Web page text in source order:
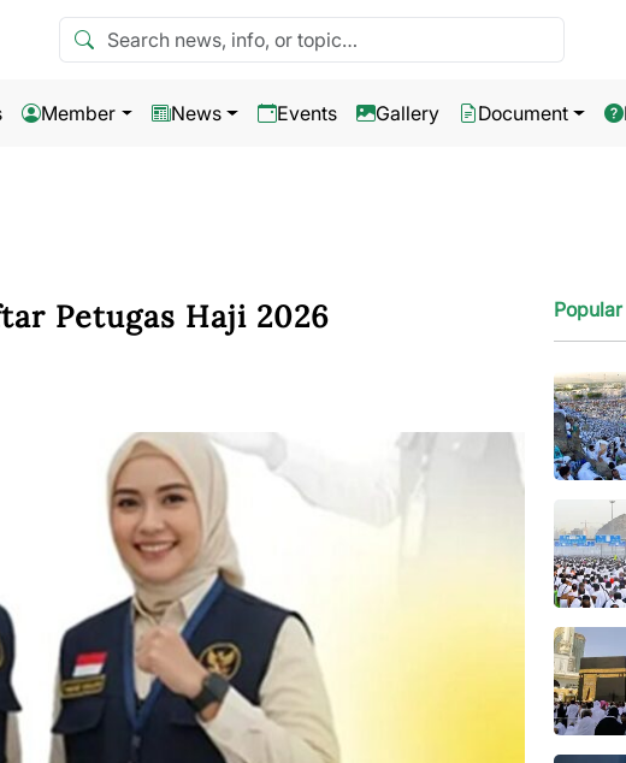
Search news
Member News Events Gallery Document
Petugas Haji 2026